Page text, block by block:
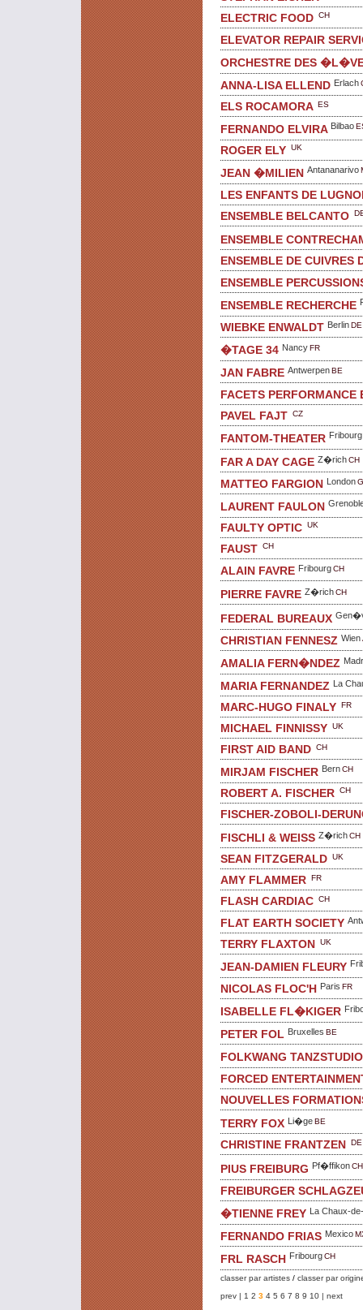
ELECTRIC FOOD CH
ELEVATOR REPAIR
ORCHESTRE DES
ANNA-LISA ELLEND Erlach
ELS ROCAMORA ES
FERNANDO ELVIRA Bilbao
ROGER ELY UK
JEAN �MILIEN Antananarivo
LES ENFANTS DE
ENSEMBLE BELCANTO
ENSEMBLE
ENSEMBLE DE CUIVRES
ENSEMBLE
ENSEMBLE RECHERCHE
WIEBKE ENWALDT BerlinDE
�TAGE 34 NancyFR
JAN FABRE AntwerpenBE
FACETS PERFORMANCE
PAVEL FAJT CZ
FANTOM-THEATER Fribourg
FAR A DAY CAGE Z�richCH
MATTEO FARGION London
LAURENT FAULON
FAULTY OPTIC UK
FAUST CH
ALAIN FAVRE FribourgCH
PIERRE FAVRE Z�richCH
FEDERAL BUREAUX
CHRISTIAN FENNESZ Wien
AMALIA FERN�NDEZ
MARIA FERNANDEZ La
MARC-HUGO FINALY FR
MICHAEL FINNISSY UK
FIRST AID BAND CH
MIRJAM FISCHER BernCH
ROBERT A. FISCHER CH
FISCHER-ZOBOLI-
FISCHLI & WEISS Z�richCH
SEAN FITZGERALD UK
AMY FLAMMER FR
FLASH CARDIAC CH
FLAT EARTH SOCIETY
TERRY FLAXTON UK
JEAN-DAMIEN FLEURY
NICOLAS FLOC'H Paris FR
ISABELLE FL�KIGER
PETER FOL Bruxelles BE
FOLKWANG TANZSTUDIO
FORCED
NOUVELLES
TERRY FOX Li�geBE
CHRISTINE FRANTZEN DE
PIUS FREIBURG Pf�ffikonCH
FREIBURGER
�TIENNE FREY La Chaux-
FERNANDO FRIAS Mexico
FRL RASCH FribourgCH
classer par artistes / classer par
prev | 1 2 3 4 5 6 7 8 9 10 | next